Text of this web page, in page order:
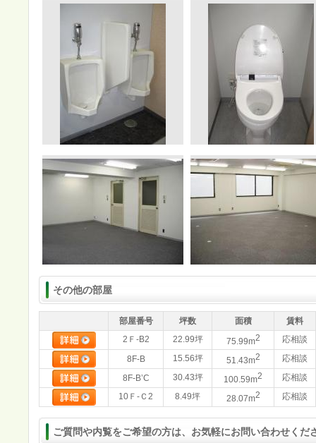
その他の部屋
部屋番号 坪数 面積
賃料
2Ｆ-B2
22.99坪 75.99m2
応相談
8F-B
15.56坪 51.43m2
応相談
8F-B’C
30.43坪 100.59m2
応相談
10Ｆ-Ｃ2
8.49坪 28.07m2 応相談
ご質問や内覧をご希望の方は、お気軽にお問い合わせくだ